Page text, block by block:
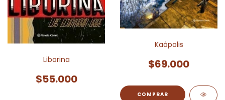
Liborina
$55.000
Kaópolis
$69.000